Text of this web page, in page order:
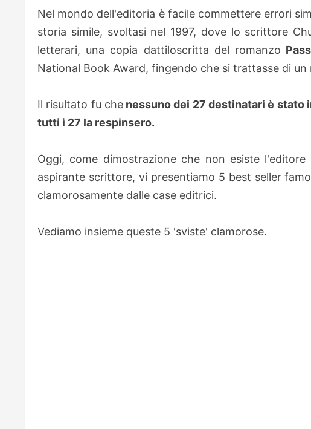
Nel mondo dell'editoria è facile commettere errori
storia simile, svoltasi nel 1997, dove lo scrittore
letterari, una copia dattiloscritta del romanzo
National Book Award, fingendo che si trattasse di
Il risultato fu chenessuno dei 27 destinatari è stato
tutti i 27 la respinsero.
Oggi, come dimostrazione che non esiste
aspirante scrittore, vi presentiamo 5 best seller
clamorosamente dalle case editrici.
Vediamo insieme queste 5 'sviste' clamorose.